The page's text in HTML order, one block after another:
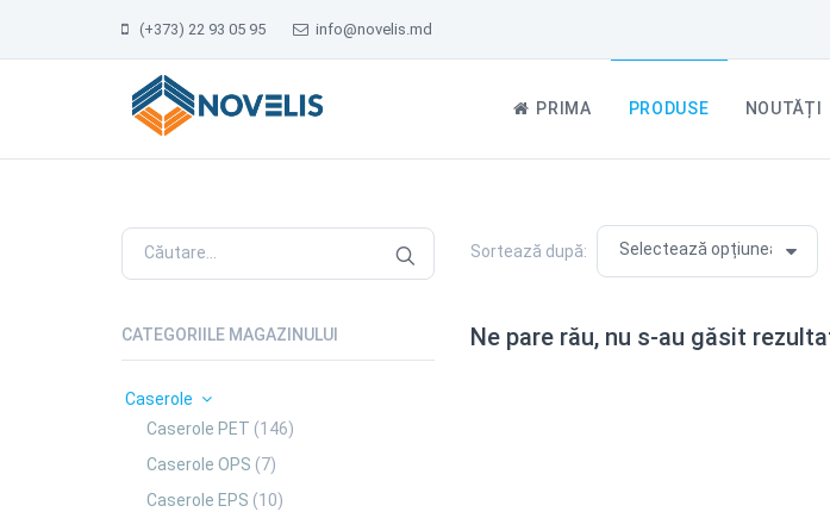
(+373) 22 93 05 95 info@novelis.md
PRIMA PRODUSE NOUTĂȚI
Sortează după:
Ne pare rău, nu s-au găsit
CATEGORIILE MAGAZINULUI
Caserole
Caserole PET (146)
Caserole OPS (7)
Caserole EPS (10)